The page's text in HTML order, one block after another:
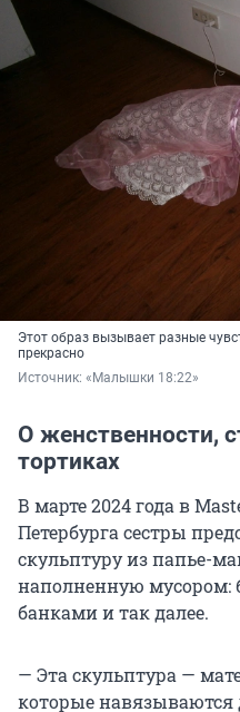
Этот образ вызывает разные
прекрасно
Источник: «Малышки 18:22»
О женственности,
тортиках
В марте 2024 года в
Петербурга сестры
скульптуру из папье-
наполненную
банками и так далее.
— Эта скульптура —
которые